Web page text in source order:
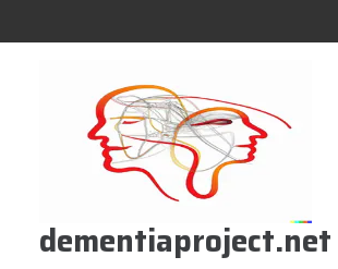
dementiaproject.net